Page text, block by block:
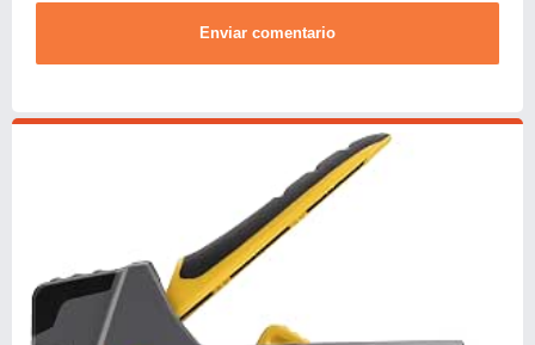
Enviar comentario